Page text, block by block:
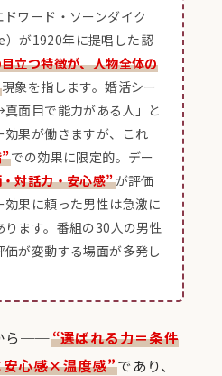
ワード・ソーンダイク
が1920年に提唱した認
立つ特徴が、人物全体の
現象を指します。婚活シー
面目で能力がある人」と
果が働きますが、これ
での効果に限定的。デー
対話力・安心感”が評価
果に頼った男性は急激に
ます。番組の30人の男性
が変動する場面が多発し
ら──“選ばれる力＝条件
心感×温度感”であり、